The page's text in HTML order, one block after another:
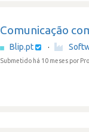
Comunicação
Blip.pt ·
Submetido há 10 meses por